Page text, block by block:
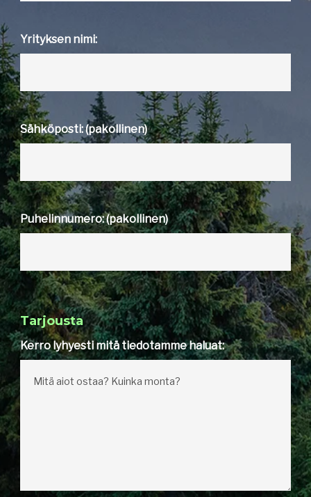
Yrityksen nimi:
Sähköposti: (pakollinen)
Puhelinnumero: (pakollinen)
Tarjousta
Kerro lyhyesti mitä tiedotamme haluat: